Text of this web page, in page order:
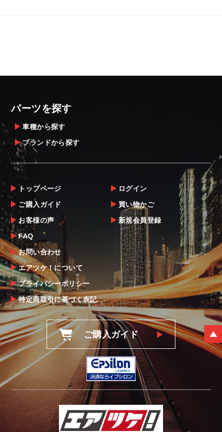
パーツを探す
車種から探す
ブランドから探す
トップページ
ご購入ガイド
お客様の声
FAQ
お問い合わせ
エアツケ！について
プライバシーポリシー
特定商取引に基づく表記
ログイン
買い物かご
新規会員登録
ご購入ガイド